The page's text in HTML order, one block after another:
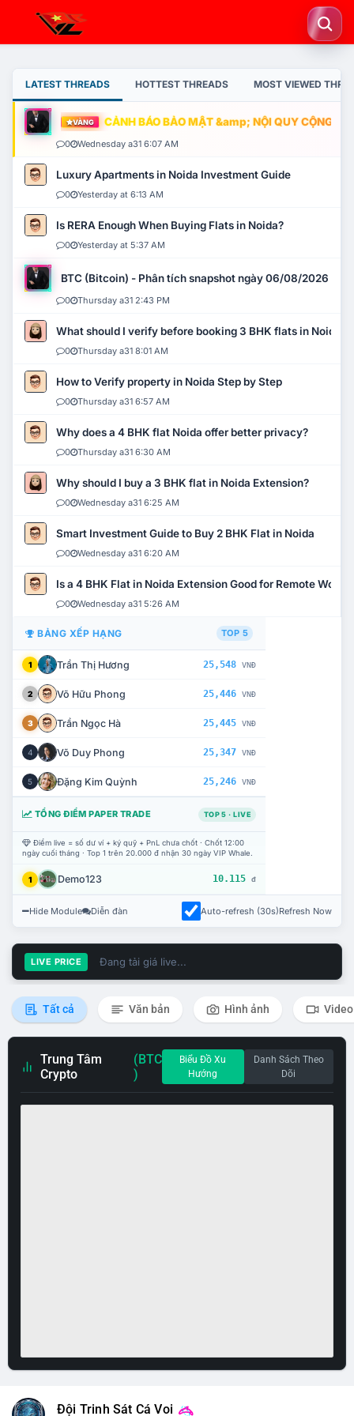
LATEST THREADS HOTTEST THREADS MOST VIEWED
VÀNG CẢNH BÁO BẢO MẬT &amp; NỘI QUY CỘNG
0 Wednesday a31 6:07 AM
Luxury Apartments in Noida Investment Guide
0 Yesterday at 6:13 AM
Is RERA Enough When Buying Flats in Noida?
0 Yesterday at 5:37 AM
BTC (Bitcoin) - Phân tích snapshot ngày 06/08/2026
0 Thursday a31 2:43 PM
What should I verify before booking 3 BHK flats in Noida?
0 Thursday a31 8:01 AM
How to Verify property in Noida Step by Step
0 Thursday a31 6:57 AM
Why does a 4 BHK flat Noida offer better privacy?
0 Thursday a31 6:30 AM
Why should I buy a 3 BHK flat in Noida Extension?
0 Wednesday a31 6:25 AM
Smart Investment Guide to Buy 2 BHK Flat in Noida
0 Wednesday a31 6:20 AM
Is a 4 BHK Flat in Noida Extension Good for Remote Work?
0 Wednesday a31 5:26 AM
BẢNG XẾP HẠNG TOP 5
1 Trần Thị Hương 25,548 VNĐ
2 Võ Hữu Phong 25,446 VNĐ
3 Trần Ngọc Hà 25,445 VNĐ
4 Võ Duy Phong 25,347 VNĐ
5 Đặng Kim Quỳnh 25,246 VNĐ
TỔNG ĐIỂM PAPER TRADE TOP 5 · LIVE
Điểm live = số dư ví + ký quỹ + PnL chưa chốt · Chốt 12:00
ngày cuối tháng · Top 1 trên 20.000 đ nhận 30 ngày VIP Whale.
1 Demo123 10.115 đ
Hide Module Diễn đàn Auto-refresh (30s)Refresh Now
LIVE PRICE Đang tải giá live...
Tất cả Văn bản Hình ảnh Video
Trung Tâm
Crypto
(BTC
)
Biểu Đồ Xu
Hướng
Danh Sách Theo
Dõi
Đội Trinh Sát Cá Voi